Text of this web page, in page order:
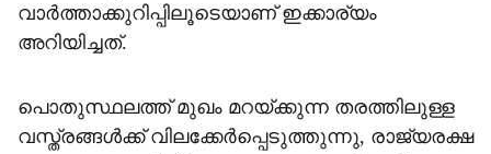
വാര്‍ത്താക്കുറിപ്പിലൂടെയാണ് ഇക്കാര്യം
അറിയിച്ചത്.
പൊതുസ്ഥലത്ത് മുഖം മറയ്ക്കുന്ന തരത്തിലുള്ള
വസ്ത്രങ്ങള്‍ക്ക് വിലക്കേര്‍പ്പെടുത്തുന്നു, രാജ്യരക്ഷ